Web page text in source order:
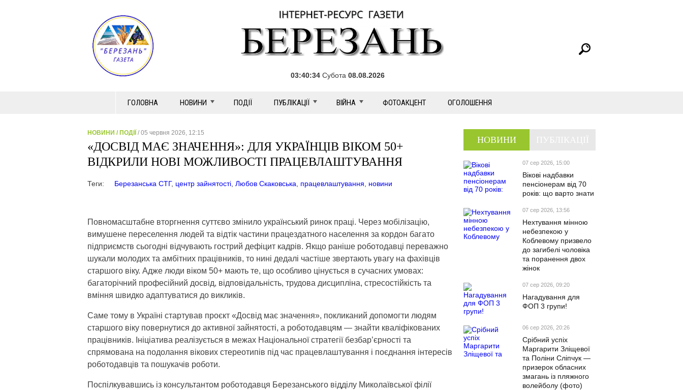
03:40:34 Субота 08.08.2026
ГОЛОВНА НОВИНИ ПОДІЇ ПУБЛІКАЦІЇ ВІЙНА ФОТОАКЦЕНТ ОГОЛОШЕННЯ
НОВИНИ / ПОДІЇ / 05 червня 2026, 12:15
«ДОСВІД МАЄ ЗНАЧЕННЯ»: ДЛЯ УКРАЇНЦІВ ВІКОМ 50+
ВІДКРИЛИ НОВІ МОЖЛИВОСТІ ПРАЦЕВЛАШТУВАННЯ
Теги: Березанська СТГ, центр зайнятості Любов Скаковська працевлаштування новини
Повномасштабне вторгнення суттєво змінило український ринок праці. Через мобілізацію,
вимушене переселення людей та відтік частини працездатного населення за кордон багато
підприємств сьогодні відчувають гострий дефіцит кадрів. Якщо раніше роботодавці переважно
шукали молодих та амбітних працівників, то нині дедалі частіше звертають увагу на фахівців
старшого віку. Адже люди віком 50+ мають те, що особливо цінується в сучасних умовах:
багаторічний професійний досвід, відповідальність, трудова дисципліна, стресостійкість та
вміння швидко адаптуватися до викликів.
Саме тому в Україні стартував проєкт «Досвід має значення», покликаний допомогти людям
старшого віку повернутися до активної зайнятості, а роботодавцям — знайти кваліфікованих
працівників. Ініціатива реалізується в межах Національної стратегії безбар’єрності та
спрямована на подолання вікових стереотипів під час працевлаштування і поєднання інтересів
роботодавців та пошукачів роботи.
Поспілкувавшись із консультантом роботодавця Березанського відділу Миколаївської філії
НОВИНИ
07 сер 2026, 15:00
Вікові надбавки
пенсіонерам від 70
років: що варто знати
07 сер 2026, 13:56
Нехтування мінною
небезпекою у
Коблевому призвело
до загибелі чоловіка
та поранення двох
жінок
07 сер 2026, 09:20
Нагадування для
ФОП 3 групи!
06 сер 2026, 20:26
Срібний успіх
Маргарити Зліщевої
та Поліни Сліпчук —
призерок обласних
змагань із пляжного
волейболу (фото)